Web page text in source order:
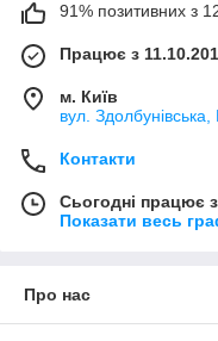
91% позитивних з
Працює з
м. Київ
вул. Здолбунівська,
Контакти
Сьогодні працює
Показати весь
Про нас